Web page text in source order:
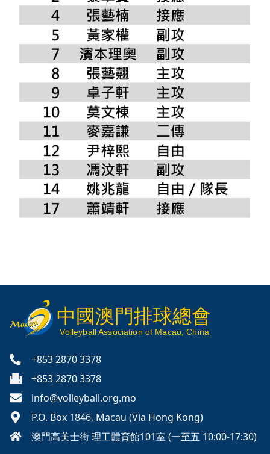
中國澳門排球總會
Volleyball Association of Macao, China
+853 2870 3378
+853 2870 3378
info@volleyball.org.mo
P.O. Box 1846, Macau (Via Hong Kong)
澳門高美士街 理工體育館101室 (一至五 10:00-17:30)